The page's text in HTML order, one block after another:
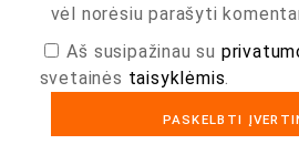
vėl norėsiu parašyti
Aš susipažinau su
svetainės taisyklėmis.